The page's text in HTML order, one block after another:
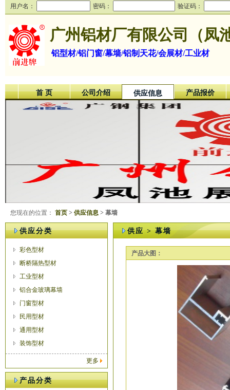
用户名： 密码： 验证码：
广州铝材厂有限公司（凤
铝型材/铝门窗/幕墙/铝制天花/会展材/工业材
首 页 公司介绍 供应信息 产品报价
您现在的位置： 首页 > 供应信息 > 幕墙
供应分类
彩色型材
断桥隔热型材
工业型材
铝合金玻璃幕墙
门窗型材
民用型材
通用型材
装饰型材
更多
产品分类
供应 > 幕墙
产品大图：